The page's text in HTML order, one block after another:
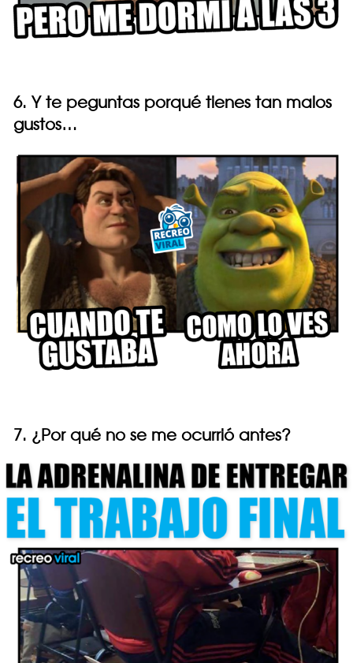
6. Y te peguntas porqué tienes tan malos
gustos…
7. ¿Por qué no se me ocurrió antes?